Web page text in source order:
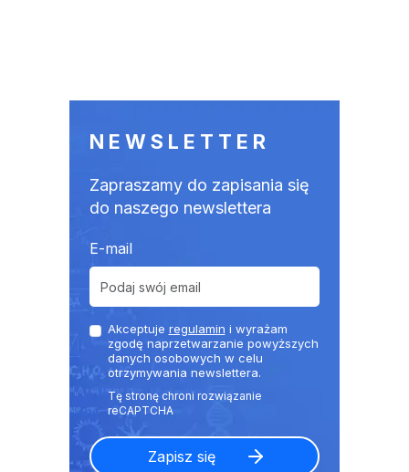
NEWSLETTER
Zapraszamy do zapisania się
do naszego newslettera
E-mail
Akceptuje regulamin i wyrażam
zgodę naprzetwarzanie powyższych
danych osobowych w celu
otrzymywania newslettera.